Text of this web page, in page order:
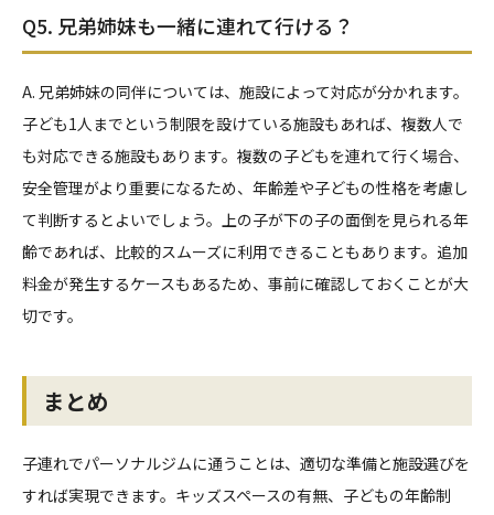
Q5. 兄弟姉妹も一緒に連れて行ける？
A. 兄弟姉妹の同伴については、施設によって対応が分かれます。
子ども1人までという制限を設けている施設もあれば、複数人で
も対応できる施設もあります。複数の子どもを連れて行く場合、
安全管理がより重要になるため、年齢差や子どもの性格を考慮し
て判断するとよいでしょう。上の子が下の子の面倒を見られる年
齢であれば、比較的スムーズに利用できることもあります。追加
料金が発生するケースもあるため、事前に確認しておくことが大
切です。
まとめ
子連れでパーソナルジムに通うことは、適切な準備と施設選びを
すれば実現できます。キッズスペースの有無、子どもの年齢制